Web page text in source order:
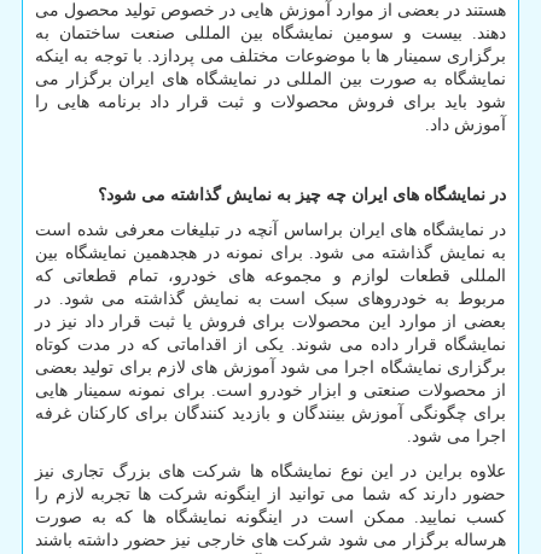
هستند در بعضی از موارد آموزش هایی در خصوص تولید محصول می
دهند. بیست و سومین نمایشگاه بین المللی صنعت ساختمان به
برگزاری سمینار ها با موضوعات مختلف می پردازد. با توجه به اینکه
نمایشگاه به صورت بین المللی در نمایشگاه های ایران برگزار می
شود باید برای فروش محصولات و ثبت قرار داد برنامه هایی را
آموزش داد.
در نمایشگاه های ایران چه چیز به نمایش گذاشته می شود؟
در نمایشگاه های ایران براساس آنچه در تبلیغات معرفی شده است
به نمایش گذاشته می شود. برای نمونه در هجدهمین نمایشگاه بین
المللی قطعات لوازم و مجموعه های خودرو، تمام قطعاتی که
مربوط به خودروهای سبک است به نمایش گذاشته می شود. در
بعضی از موارد این محصولات برای فروش یا ثبت قرار داد نیز در
نمایشگاه قرار داده می شوند. یکی از اقداماتی که در مدت کوتاه
برگزاری نمایشگاه اجرا می شود آموزش های لازم برای تولید بعضی
از محصولات صنعتی و ابزار خودرو است. برای نمونه سمینار هایی
برای چگونگی آموزش بینندگان و بازدید کنندگان برای کارکنان غرفه
اجرا می شود.
علاوه براین در این نوع نمایشگاه ها شرکت های بزرگ تجاری نیز
حضور دارند که شما می توانید از اینگونه شرکت ها تجربه لازم را
کسب نمایید. ممکن است در اینگونه نمایشگاه ها که به صورت
هرساله برگزار می شود شرکت های خارجی نیز حضور داشته باشند